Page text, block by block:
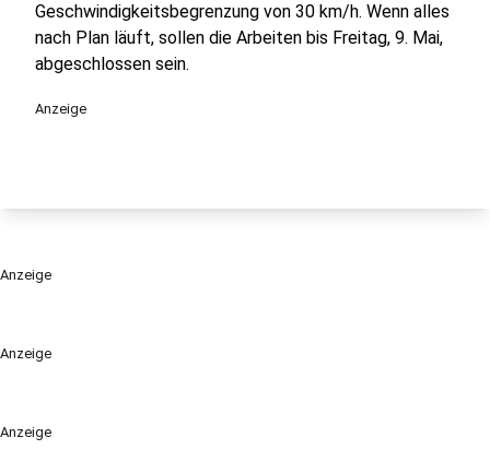
Anzeige
Anzeige
Geschwindigkeitsbegrenzung von 30 km/h. Wenn alles
nach Plan läuft, sollen die Arbeiten bis Freitag, 9. Mai,
abgeschlossen sein.
Anzeige
Anzeige